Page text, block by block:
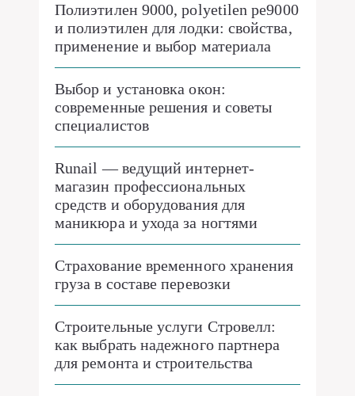
Полиэтилен 9000, polyetilen pe9000
и полиэтилен для лодки: свойства,
применение и выбор материала
Выбор и установка окон:
современные решения и советы
специалистов
Runail — ведущий интернет-
магазин профессиональных
средств и оборудования для
маникюра и ухода за ногтями
Страхование временного хранения
груза в составе перевозки
Строительные услуги Стровелл:
как выбрать надежного партнера
для ремонта и строительства